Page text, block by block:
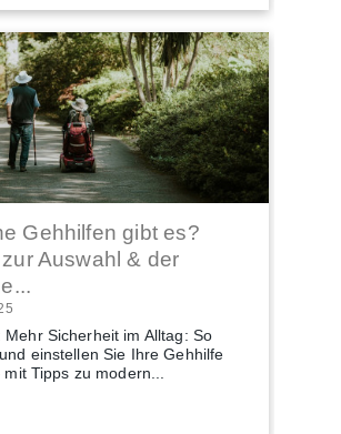
Gehhilfen gibt es?
Auswahl & der
Mehr Sicherheit im Alltag: So
einstellen Sie Ihre Gehhilfe
mit Tipps zu modern...